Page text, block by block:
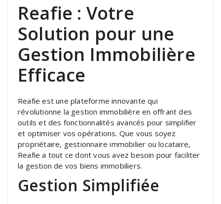
Reafie : Votre
Solution pour une
Gestion Immobilière
Efficace
Reafie est une plateforme innovante qui
révolutionne la gestion immobilière en offrant des
outils et des fonctionnalités avancés pour simplifier
et optimiser vos opérations. Que vous soyez
propriétaire, gestionnaire immobilier ou locataire,
Reafie a tout ce dont vous avez besoin pour faciliter
la gestion de vos biens immobiliers.
Gestion Simplifiée